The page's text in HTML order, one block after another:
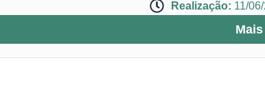
Realização: 11/